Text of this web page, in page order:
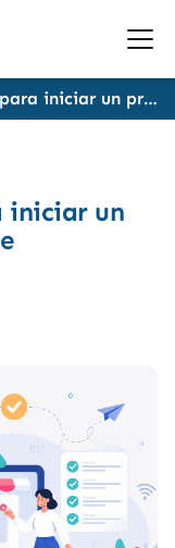
proyecto de E-Commerce
iniciar un